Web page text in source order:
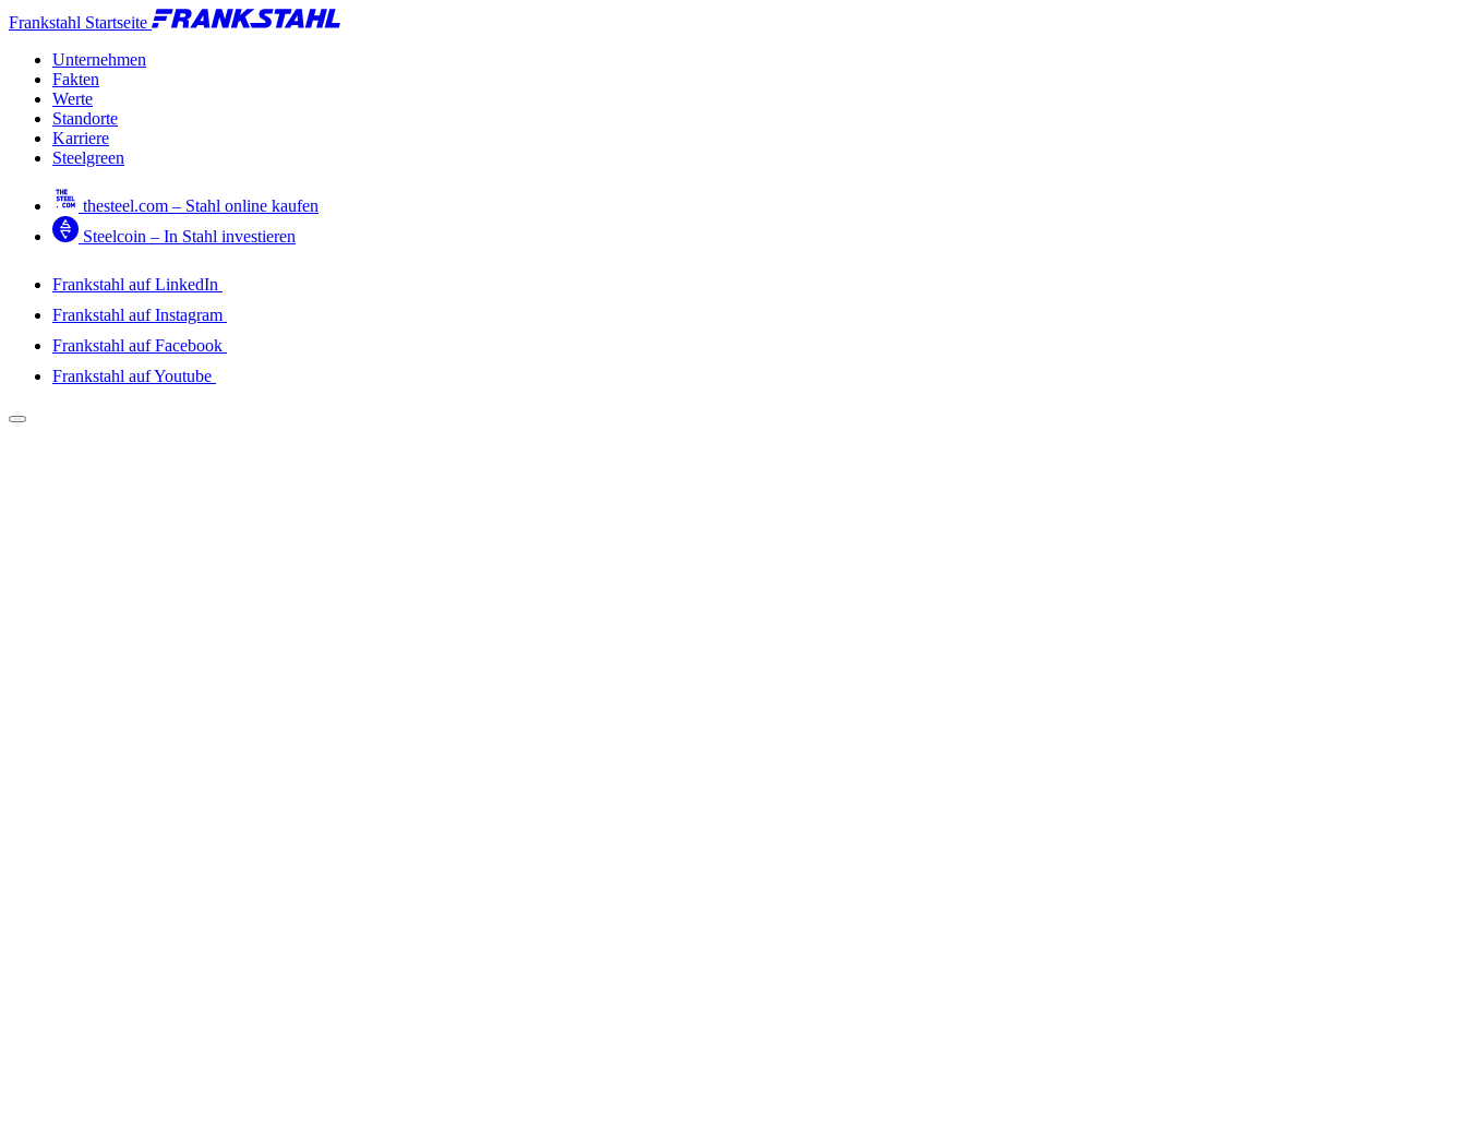
Frankstahl Startseite
Unternehmen
Fakten
Werte
Standorte
Karriere
Steelgreen
thesteel.com – Stahl online kaufen
Steelcoin – In Stahl investieren
Frankstahl auf LinkedIn
Frankstahl auf Instagram
Frankstahl auf Facebook
Frankstahl auf Youtube